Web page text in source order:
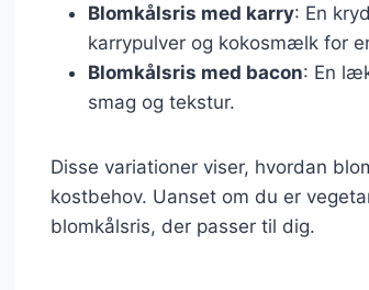
Blomkålsris med karry: En
karrypulver og kokosmælk for
Blomkålsris med bacon: En
smag og tekstur.
Disse variationer viser, hvordan
kostbehov. Uanset om du er
blomkålsris, der passer til dig.